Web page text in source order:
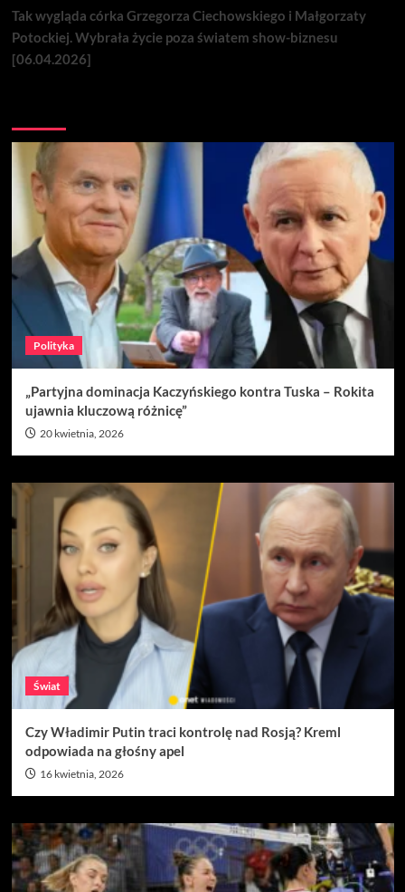
Tak wygląda córka Grzegorza Ciechowskiego i Małgorzaty
Potockiej. Wybrała życie poza światem show-biznesu
[06.04.2026]
Polityka
„Partyjna dominacja Kaczyńskiego kontra Tuska – Rokita
ujawnia kluczową różnicę”
20 kwietnia, 2026
Świat
Czy Władimir Putin traci kontrolę nad Rosją? Kreml
odpowiada na głośny apel
16 kwietnia, 2026